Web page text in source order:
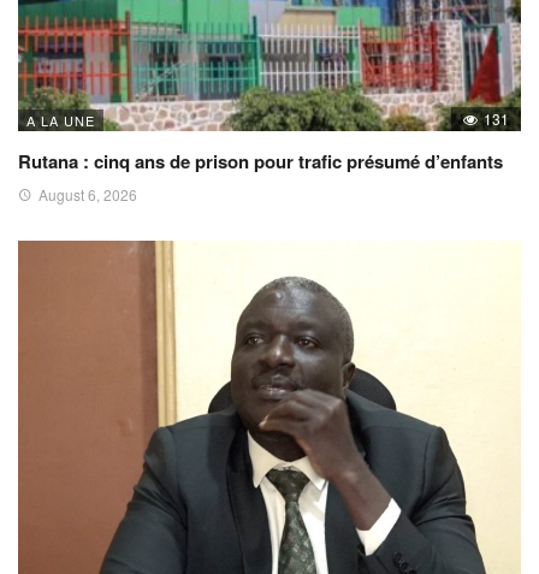
A LA UNE 131
Rutana : cinq ans de prison pour trafic présumé d’enfants
August 6, 2026